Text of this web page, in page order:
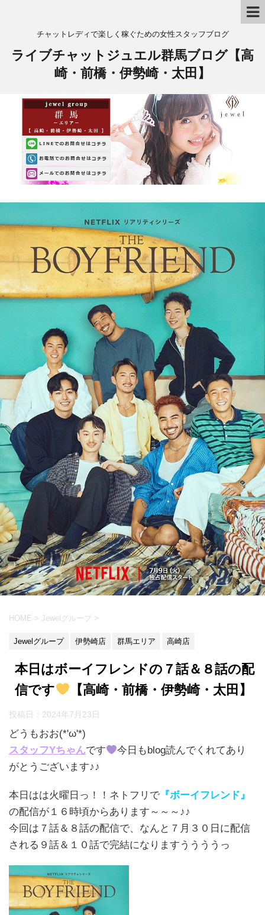
チャットレディで楽しく稼ぐための女性スタッフブログ
ライブチャットジュエル群馬ブログ【高
崎・前橋・伊勢崎・太田】
HOME > Jewelグループ >
Jewelグループ 伊勢崎店 群馬エリア 高崎店
本日はボーイフレンドの７話＆８話の配
信です
【高崎・前橋・伊勢崎・太田】
投稿日： 2024年7月23日
どうもおお(*'ω'*)
スタッフYちゃんです
今日もblog読んでくれてあり
がとうございます♪♪
本日はは火曜日っ！！ネトフリで 『ボーイフレンド』
の配信が１６時頃からあります～～～♪♪
今回は７話＆８話の配信で、なんと７月３０日に配信
される９話＆１０話で完結になりますううううっ